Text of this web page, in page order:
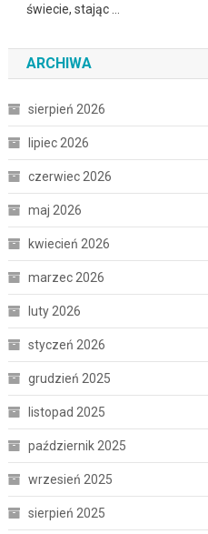
świecie, stając …
ARCHIWA
sierpień 2026
lipiec 2026
czerwiec 2026
maj 2026
kwiecień 2026
marzec 2026
luty 2026
styczeń 2026
grudzień 2025
listopad 2025
październik 2025
wrzesień 2025
sierpień 2025